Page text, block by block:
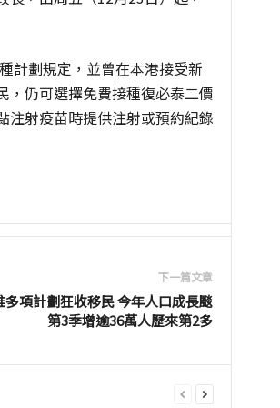
計劃規定，並曾在本港接受新
，仍可選擇免費接種復必泰二價
注射疫苗時提供注射或預約紀錄
下一篇文章
多項計劃狂收移民 今年人口成長颷
第3季增逾36萬人歷來第2多